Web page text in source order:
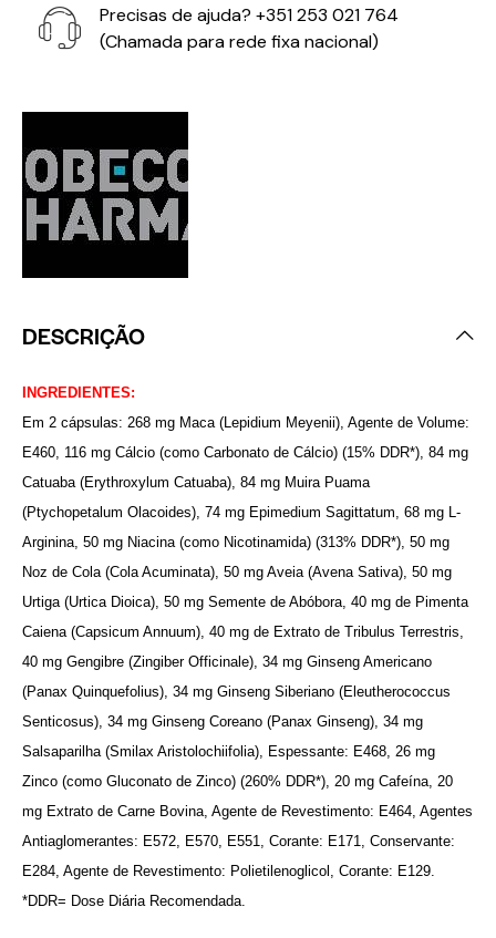
Precisas de ajuda? +351 253 021 764
(Chamada para rede fixa nacional)
DESCRIÇÃO
INGREDIENTES:
Em 2 cápsulas: 268 mg Maca (Lepidium Meyenii), Agente de Volume:
E460, 116 mg Cálcio (como Carbonato de Cálcio) (15% DDR*), 84 mg
Catuaba (Erythroxylum Catuaba), 84 mg Muira Puama
(Ptychopetalum Olacoides), 74 mg Epimedium Sagittatum, 68 mg L-
Arginina, 50 mg Niacina (como Nicotinamida) (313% DDR*), 50 mg
Noz de Cola (Cola Acuminata), 50 mg Aveia (Avena Sativa), 50 mg
Urtiga (Urtica Dioica), 50 mg Semente de Abóbora, 40 mg de Pimenta
Caiena (Capsicum Annuum), 40 mg de Extrato de Tribulus Terrestris,
40 mg Gengibre (Zingiber Officinale), 34 mg Ginseng Americano
(Panax Quinquefolius), 34 mg Ginseng Siberiano (Eleutherococcus
Senticosus), 34 mg Ginseng Coreano (Panax Ginseng), 34 mg
Salsaparilha (Smilax Aristolochiifolia), Espessante: E468, 26 mg
Zinco (como Gluconato de Zinco) (260% DDR*), 20 mg Cafeína, 20
mg Extrato de Carne Bovina, Agente de Revestimento: E464, Agentes
Antiaglomerantes: E572, E570, E551, Corante: E171, Conservante:
E284, Agente de Revestimento: Polietilenoglicol, Corante: E129.
*DDR= Dose Diária Recomendada.